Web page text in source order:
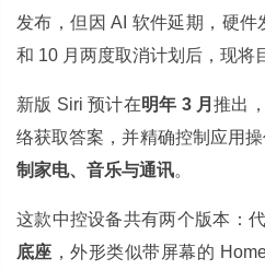
发布，但因 AI 软件延期，硬件
和 10 月两度取消计划后，现将
新版 Siri 预计在明年 3 月推出
络获取答案，并精确控制应用
制家电、音乐与通讯。
这款中控设备共有两个版本：
底座 ，外形类似带屏幕的